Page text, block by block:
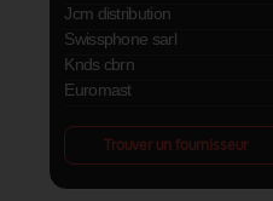
Jcm distribution
Swissphone sarl
Knds cbrn
Euromast
Trouver un fournisseur